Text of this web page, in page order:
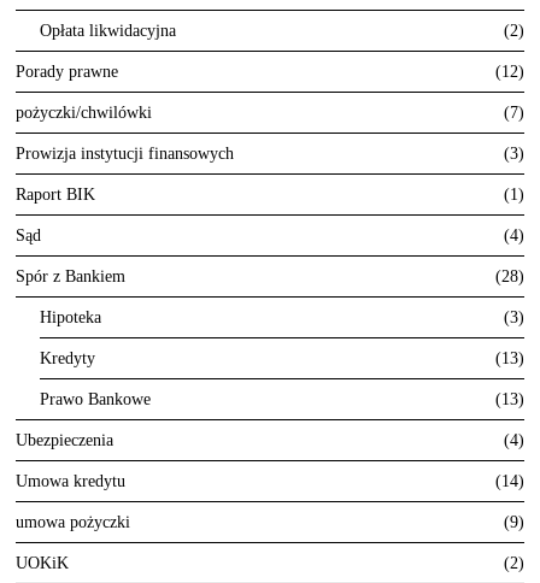
Opłata likwidacyjna 2
Porady prawne 12
pożyczki/chwilówki 7
Prowizja instytucji finansowych 3
Raport BIK 1
Sąd 4
Spór z Bankiem 28
Hipoteka 3
Kredyty 13
Prawo Bankowe 13
Ubezpieczenia 4
Umowa kredytu 14
umowa pożyczki 9
UOKiK 2